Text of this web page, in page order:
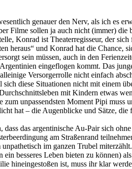
genauer den Nerv, als ich es
Filme sollen ja auch nicht (immer) die
Konrad ist Theaterregisseur, der
heraus“ und Konrad hat die
sein müssen, auch in den
eingeflogen kommt. Das
Versorgerrolle nicht einfach
diese Situationen nicht mit einem
mit Kindern etwas
unpassendsten Moment Pipi
hat – die Augenblicke und Sätze,
das argentinische Au-Pair sich
am Straßenrand
im ganzen Trubel
besseres Leben bieten zu können)
hineingestoßen ist, muss ihr klar